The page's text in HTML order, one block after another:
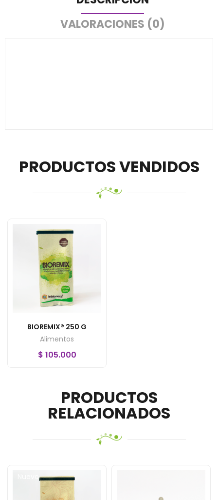
VALORACIONES (0)
PRODUCTOS VENDIDOS
BIOREMIX® 250 G
Alimentos
$ 105.000
PRODUCTOS
RELACIONADOS